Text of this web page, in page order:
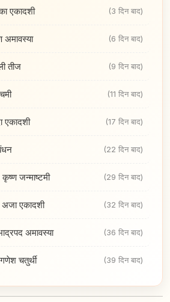
एकादशी (3 दिन बाद)
अमावस्या (6 दिन बाद)
तीज (9 दिन बाद)
(11 दिन बाद)
एकादशी (17 दिन बाद)
(22 दिन बाद)
कृष्ण जन्माष्टमी (29 दिन बाद)
अजा एकादशी (32 दिन बाद)
अमावस्या (36 दिन बाद)
गणेश चतुर्थी (39 दिन बाद)